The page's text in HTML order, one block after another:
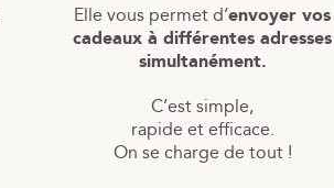
Elle vous permet d’envoyer vos
cadeaux à différentes adresses
simultanément.
C’est simple,
rapide et efficace.
On se charge de tout !